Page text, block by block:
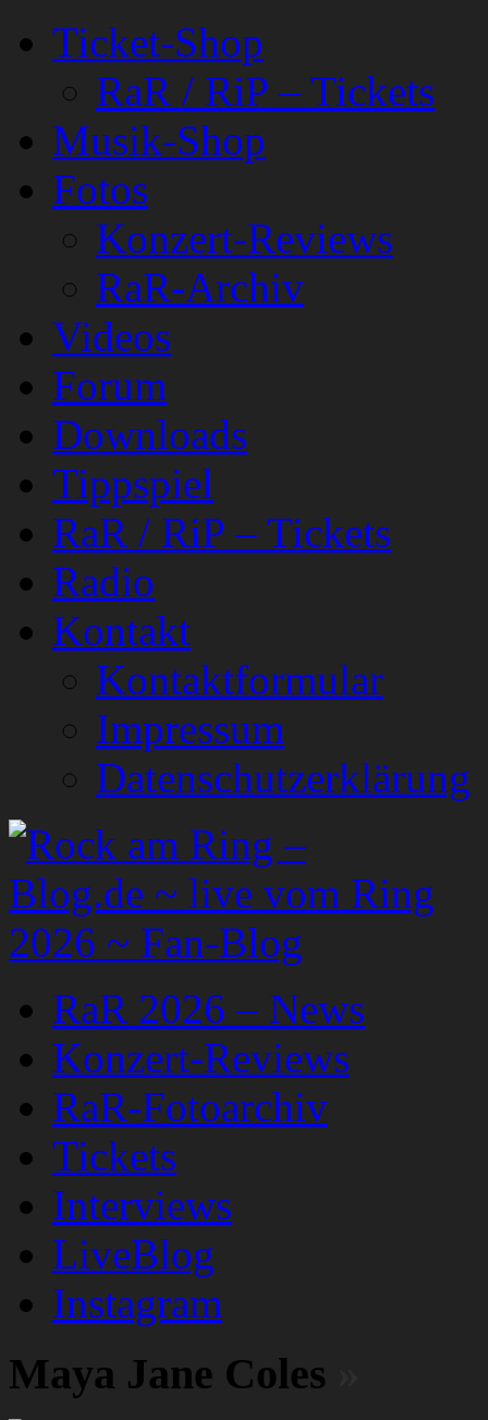
Ticket-Shop
RaR / RiP – Tickets
Musik-Shop
Fotos
Konzert-Reviews
RaR-Archiv
Videos
Forum
Downloads
Tippspiel
RaR / RiP – Tickets
Radio
Kontakt
Kontaktformular
Impressum
Datenschutzerklärung
RaR 2026 – News
Konzert-Reviews
RaR-Fotoarchiv
Tickets
Interviews
LiveBlog
Instagram
Maya Jane Coles